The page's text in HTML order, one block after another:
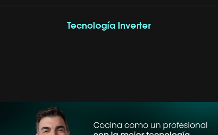
Tecnología Inverter